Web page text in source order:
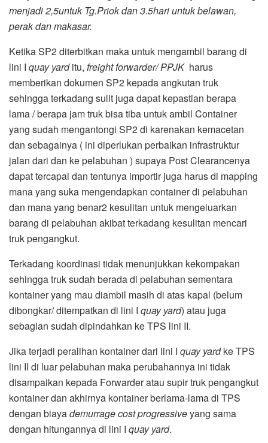
menjadi 2,5untuk Tg.Priok dan 3.5hari untuk belawan,
perak dan makasar.
Ketika SP2 diterbitkan maka untuk mengambil barang di
lini I quay yarditu, freight forwarder/ PPJK harus
memberikan dokumen SP2 kepada angkutan truk
sehingga terkadang sulit juga dapat kepastian berapa
lama / berapa jam truk bisa tiba untuk ambil Container
yang sudah mengantongi SP2 di karenakan kemacetan
dan sebagainya ( ini diperlukan perbaikan infrastruktur
jalan dari dan ke pelabuhan ) supaya Post Clearancenya
dapat tercapai dan tentunya importir juga harus di mapping
mana yang suka mengendapkan container di pelabuhan
dan mana yang benar2 kesulitan untuk mengeluarkan
barang di pelabuhan akibat terkadang kesulitan mencari
truk pengangkut.
Terkadang koordinasi tidak menunjukkan kekompakan
sehingga truk sudah berada di pelabuhan sementara
kontainer yang mau diambil masih di atas kapal (belum
dibongkar/ ditempatkan di lini I quay yard) atau juga
sebagian sudah dipindahkan ke TPS lini II.
Jika terjadi peralihan kontainer dari lini I quay yardke TPS
lini II di luar pelabuhan maka perubahannya ini tidak
disampaikan kepada Forwarder atau supir truk pengangkut
kontainer dan akhirnya kontainer berlama-lama di TPS
dengan biayademurrage cost progressiveyang sama
dengan hitungannya di lini I quay yard.